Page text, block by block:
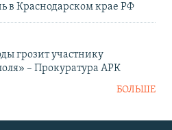
в Краснодарском крае РФ
грозит участнику
– Прокуратура АРК
БОЛЬШЕ